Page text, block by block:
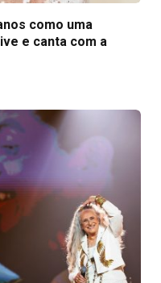
como uma
e canta com a